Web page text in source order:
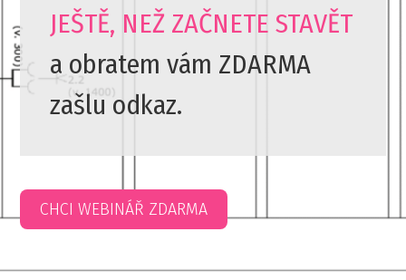
JEŠTĚ, NEŽ ZAČNETE STAVĚT
a obratem vám ZDARMA
zašlu odkaz.
CHCI WEBINÁŘ ZDARMA